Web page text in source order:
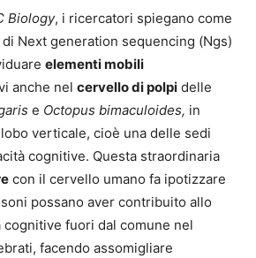
Biology, i ricercatori spiegano come
Next generation sequencing (Ngs)
elementi mobili
anche nel cervello di polpi delle
e Octopus bimaculoides, in
verticale, cioè una delle sedi
cognitive. Questa straordinaria
con il cervello umano fa ipotizzare
possano aver contribuito allo
cognitive fuori dal comune nel
facendo assomigliare